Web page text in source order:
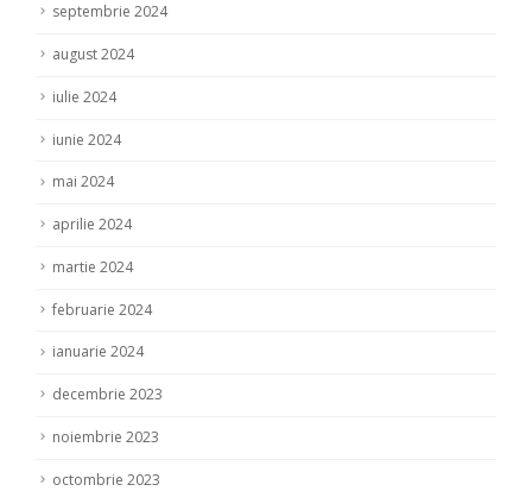
septembrie 2024
august 2024
iulie 2024
iunie 2024
mai 2024
aprilie 2024
martie 2024
februarie 2024
ianuarie 2024
decembrie 2023
noiembrie 2023
octombrie 2023